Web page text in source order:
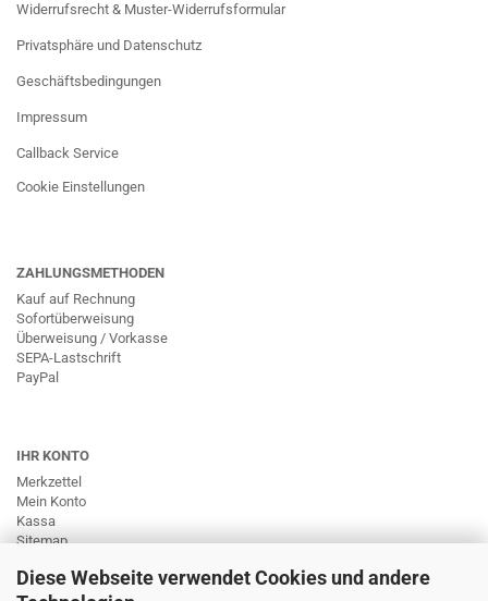
Diese Webseite verwendet Cookies und andere
Widerrufsrecht & Muster-Widerrufsformular
Privatsphäre und Datenschutz
Geschäftsbedingungen
Impressum
Callback Service
Cookie Einstellungen
ZAHLUNGSMETHODEN
Kauf auf Rechnung
Sofortüberweisung
Überweisung / Vorkasse
SEPA-Lastschrift
PayPal
IHR KONTO
Merkzettel
Mein Konto
Kassa
Sitemap